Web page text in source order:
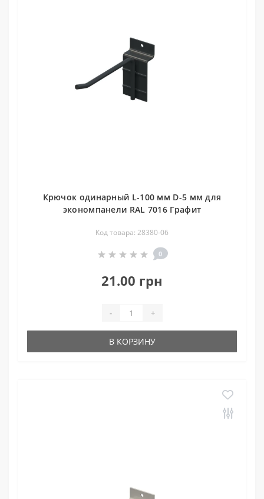
Крючок одинарный L-100 мм D-5 мм для
экономпанели RAL 7016 Графит
Код товара: 28380-06
0
21.00 грн
- +
В КОРЗИНУ